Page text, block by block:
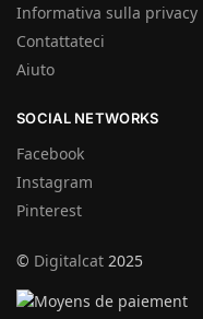
Informativa sulla privacy
Contattateci
Aiuto
SOCIAL NETWORKS
Facebook
Instagram
Pinterest
© Digitalcat 2025